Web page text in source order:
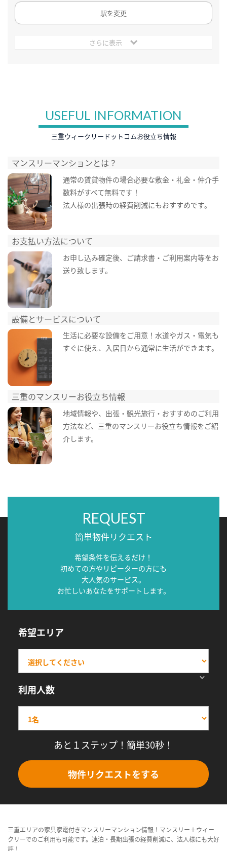
駅を変更
さらに表示
USEFUL INFORMATION
三重ウィークリードットコムお役立ち情報
マンスリーマンションとは？
通常の賃貸物件の場合必要な敷金・礼金・仲介手
数料がすべて無料です！
法人様の出張時の経費削減にもおすすめです。
お支払い方法について
お申し込み確定後、ご請求書・ご利用案内等をお
送り致します。
設備とサービスについて
生活に必要な設備をご用意！水道やガス・電気も
すぐに使え、入居日から通常に生活ができます。
三重のマンスリーお役立ち情報
地域情報や、出張・観光旅行・おすすめのご利用
方法など、三重のマンスリーお役立ち情報をご紹
介します。
REQUEST
簡単物件リクエスト
希望条件を伝えるだけ！
初めての方やリピーターの方にも
大人気のサービス。
お忙しいあなたをサポートします。
希望エリア
利用人数
あと１ステップ！簡単30秒！
物件リクエストをする
三重エリアの家具家電付きマンスリーマンション情報！マンスリー＋ウィー
クリーでのご利用も可能です。連泊・長期出張の経費削減に、法人様にも大好
評！